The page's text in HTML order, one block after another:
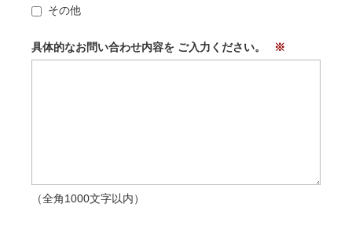
その他
具体的なお問い合わせ内容を ご入力ください。
（全角1000文字以内）